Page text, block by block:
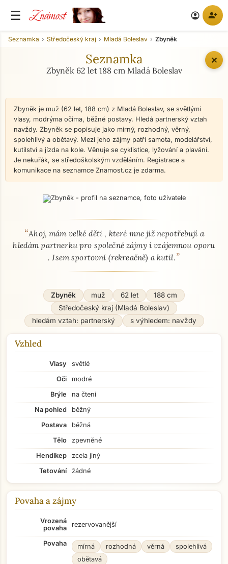
☰ Známost account_circle person_add
✕
Seznamka Středočeský kraj Mladá Boleslav Zbyněk
Seznamka
Zbyněk 62 let 188 cm Mladá Boleslav
Zbyněk je muž (62 let, 188 cm) z Mladá Boleslav, se světlými
vlasy, modrýma očima, běžné postavy. Hledá partnerský vztah
navždy. Zbyněk se popisuje jako mírný, rozhodný, věrný,
spolehlivý a obětavý. Mezi jeho zájmy patří samota, modelářství,
kutilství a jízda na kole. Věnuje se cyklistice, lyžování a plavání.
Je nekuřák, se středoškolským vzděláním. Registrace a
komunikace na seznamce Znamost.cz je zdarma.
O mně - seznamka profil
“Ahoj, mám velké děti , které mne již nepotřebují a
hledám partnerku pro společné zájmy i vzájemnou oporu
. Jsem sportovní (rekreačně) a kutil.”
Zbyněk muž 62 let
188 cm
Středočeský kraj (Mladá Boleslav)
hledám vztah: partnerský
s výhledem: navždy
Vzhled
Vlasy
světlé
Oči
modré
Brýle
na čtení
Na pohled
běžný
Postava
běžná
Tělo
zpevněné
Hendikep
zcela jiný
Tetování
žádné
Povaha a zájmy
Vrozená
povaha
rezervovanější
Povaha mírná rozhodná věrná
spolehlivá
obětavá